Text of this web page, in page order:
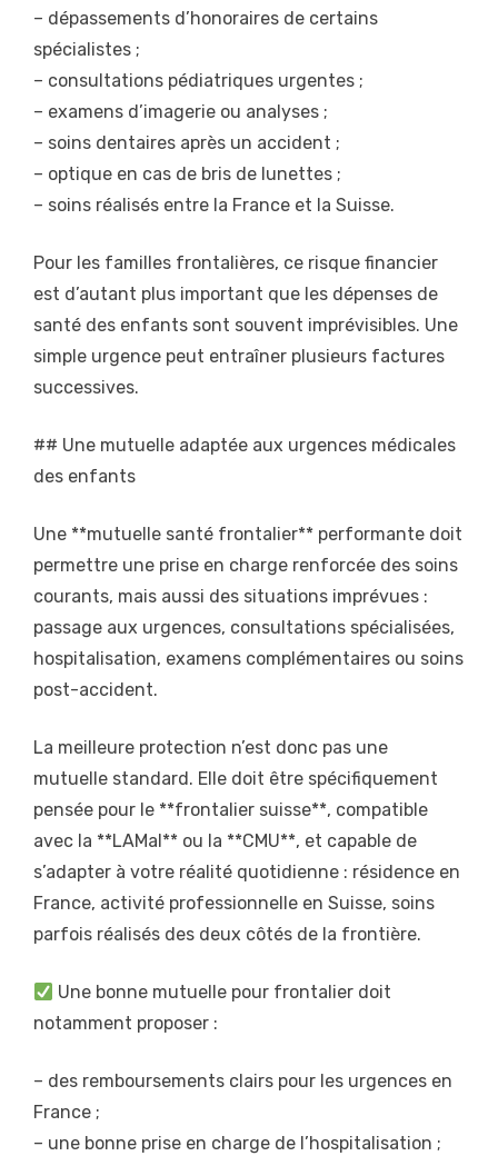
– dépassements d’honoraires de certains
spécialistes ;
– consultations pédiatriques urgentes ;
– examens d’imagerie ou analyses ;
– soins dentaires après un accident ;
– optique en cas de bris de lunettes ;
– soins réalisés entre la France et la Suisse.
Pour les familles frontalières, ce risque financier
est d’autant plus important que les dépenses de
santé des enfants sont souvent imprévisibles. Une
simple urgence peut entraîner plusieurs factures
successives.
## Une mutuelle adaptée aux urgences médicales
des enfants
Une **mutuelle santé frontalier** performante doit
permettre une prise en charge renforcée des soins
courants, mais aussi des situations imprévues :
passage aux urgences, consultations spécialisées,
hospitalisation, examens complémentaires ou soins
post-accident.
La meilleure protection n’est donc pas une
mutuelle standard. Elle doit être spécifiquement
pensée pour le **frontalier suisse**, compatible
avec la **LAMal** ou la **CMU**, et capable de
s’adapter à votre réalité quotidienne : résidence en
France, activité professionnelle en Suisse, soins
parfois réalisés des deux côtés de la frontière.
Une bonne mutuelle pour frontalier doit
notamment proposer :
– des remboursements clairs pour les urgences en
France ;
– une bonne prise en charge de l’hospitalisation ;